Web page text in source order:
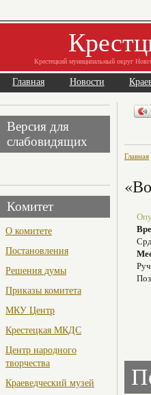
Крестецкий муниципальный округ
Главная Новости
Версия для
слабовидящих
Комитет
О комитете
Постановления
Решения думы
Приказы комитета
МКУ Центр
Крестецкая МКДС
Центр народного
творчества
Краеведческий музей
Главная